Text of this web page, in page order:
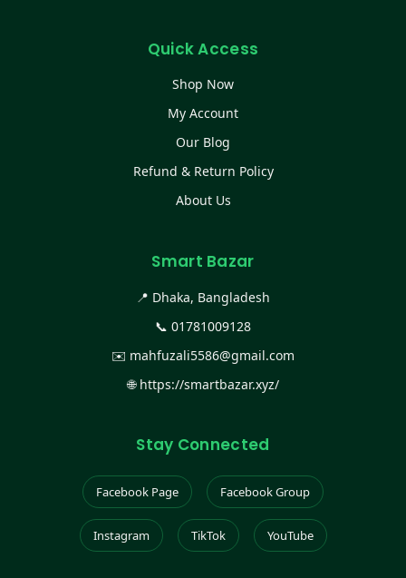
Quick Access
Shop Now
My Account
Our Blog
Refund & Return Policy
About Us
Smart Bazar
📍 Dhaka, Bangladesh
📞 01781009128
✉️ mahfuzali5586@gmail.com
🌐 https://smartbazar.xyz/
Stay Connected
Facebook Page Facebook Group
Instagram TikTok YouTube